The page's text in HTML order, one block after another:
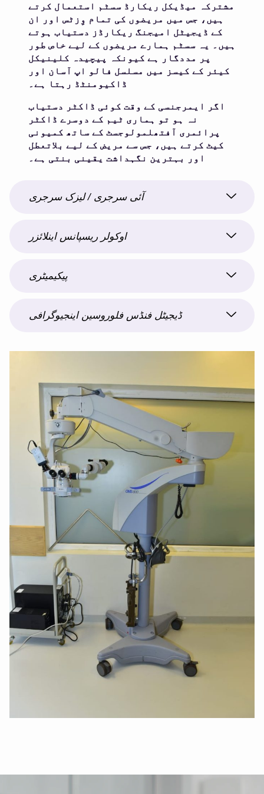
مشترکہ میڈیکل ریکارڈ سسٹم استعمال کرتے
ہیں، جس میں مریضوں کی تمام وِزٹس اور ان
کے ڈیجیٹل امیجنگ ریکارڈز دستیاب ہوتے
ہیں۔ یہ سسٹم ہمارے مریضوں کے لیے خاص طور
پر مددگار ہے کیونکہ پیچیدہ کلینیکل
کیئر کے کیسز میں مسلسل فالو اپ آسان اور
ڈاکیومنٹڈ رہتا ہے۔
اگر ایمرجنسی کے وقت کوئی ڈاکٹر دستیاب
نہ ہو تو ہماری ٹیم کے دوسرے ڈاکٹر
پرائمری آفتھلمولوجسٹ کے ساتھ کمیونی
کیٹ کرتے ہیں، جس سے مریض کے لیے بلاتعطل
اور بہترین نگہداشت یقینی بنتی ہے۔
آئی سرجری / لیزک سرجری
اوکولر ریسپانس اینلائزر
پیکیمیٹری
ڈیجیٹل فنڈس فلوروسین اینجیوگرافی